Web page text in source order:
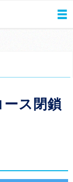
ース閉鎖